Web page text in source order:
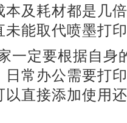
本及耗材都是几
未能取代喷墨打
定要根据自身
常办公需要打
直接添加使用